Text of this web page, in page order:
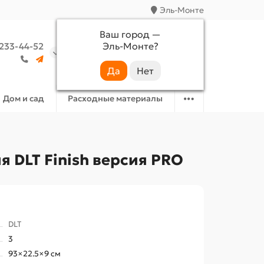
Эль-Монте
Ваш город —
Эль-Монте?
44-52
Аккаунт Избранное
Дом и сад Расходные материалы
Finish версия PRO
DLT
3
93×22.5×9 см